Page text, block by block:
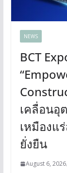
NEWS
BCT
เคลื่อนอุ
เหมืองแ
ยั่งยืน
August 6, 2026